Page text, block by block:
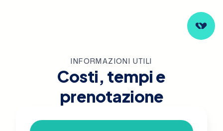
INFORMAZIONI UTILI
Costi, tempi e
prenotazione